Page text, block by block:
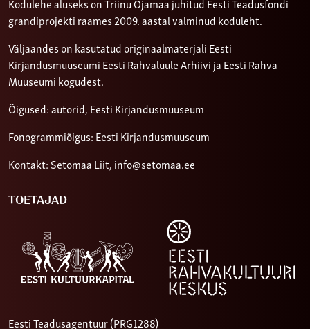
Kodulehe aluseks on Triinu Ojamaa juhitud Eesti Teadusfondi
grandiprojekti raames 2009. aastal valminud koduleht.
Väljaandes on kasutatud originaalmaterjali Eesti
Kirjandusmuuseumi Eesti Rahvaluule Arhiivi ja Eesti Rahva
Muuseumi kogudest.
Õigused: autorid, Eesti Kirjandusmuuseum
Fonogrammiõigus: Eesti Kirjandusmuuseum
Kontakt: Setomaa Liit, info@setomaa.ee
TOETAJAD
Eesti Teadusagentuur (PRG1288)